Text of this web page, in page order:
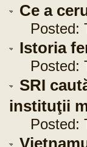
Ce a
Posted:
Istoria
Posted:
SRI
instituţii
Posted: